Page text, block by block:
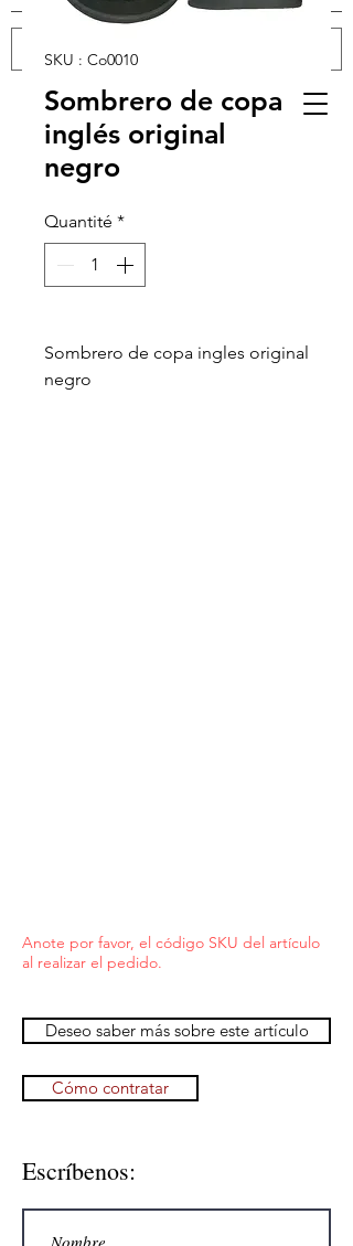
Se connecter
SKU : Co0010
Sombrero de copa
inglés original
negro
Quantité *
Sombrero de copa ingles original
negro
Anote por favor, el código SKU del artículo
al realizar el pedido.
Deseo saber más sobre este artículo
Cómo contratar
Escríbenos: